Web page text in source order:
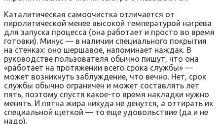
Каталитическая самоочистка отличается от
пиролитической менее высокой температурой нагрева
для запуска процесса (она работает и просто во время
готовки). Минус — в наличии специального покрытия
на стенках: оно шершавое, напоминает наждак. В
руководстве пользователя обычно пишут, что она
«работает на протяжении всего срока службы» —
может возникнуть заблуждение, что вечно. Нет, срок
службы обычно ограничен и может составлять лет
пять, поэтому спустя какое-то время накладки нужно
менять. И пятна жира никуда не денутся, а оттирать их
специальной щеткой — то еще удовольствие (да и не
надо).